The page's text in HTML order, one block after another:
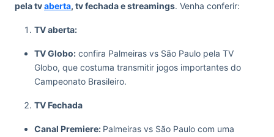
pela tvaberta, tv fechada e streamings. Venha conferir:
TV aberta:
TV Globo: confira Palmeiras vs São Paulo pela TV
Globo, que costuma transmitir jogos importantes do
Campeonato Brasileiro.
TV Fechada
Canal Premiere: Palmeiras vs São Paulo com uma